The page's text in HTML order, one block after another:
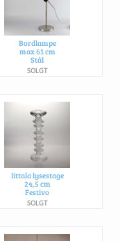
Bordlampe
max 61 cm
Stål
SOLGT
Iittala lysestage
24,5 cm
Festivo
SOLGT